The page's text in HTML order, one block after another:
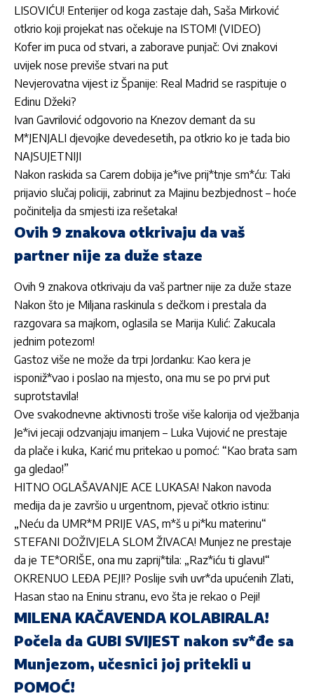
LISOVIĆU! Enterijer od koga zastaje dah, Saša Mirković
otkrio koji projekat nas očekuje na ISTOM! (VIDEO)
Kofer im puca od stvari, a zaborave punjač: Ovi znakovi
uvijek nose previše stvari na put
Nevjerovatna vijest iz Španije: Real Madrid se raspituje o
Edinu Džeki?
Ivan Gavrilović odgovorio na Knezov demant da su
M*JENJALI djevojke devedesetih, pa otkrio ko je tada bio
NAJSUJETNIJI
Nakon raskida sa Carem dobija je*ive prij*tnje sm*ću: Taki
prijavio slučaj policiji, zabrinut za Majinu bezbjednost – hoće
počinitelja da smjesti iza rešetaka!
Ovih 9 znakova otkrivaju da vaš
partner nije za duže staze
Ovih 9 znakova otkrivaju da vaš partner nije za duže staze
Nakon što je Miljana raskinula s dečkom i prestala da
razgovara sa majkom, oglasila se Marija Kulić: Zakucala
jednim potezom!
Gastoz više ne može da trpi Jordanku: Kao kera je
isponiž*vao i poslao na mjesto, ona mu se po prvi put
suprotstavila!
Ove svakodnevne aktivnosti troše više kalorija od vježbanja
Je*ivi jecaji odzvanjaju imanjem – Luka Vujović ne prestaje
da plače i kuka, Karić mu pritekao u pomoć: “Kao brata sam
ga gledao!”
HITNO OGLAŠAVANJE ACE LUKASA! Nakon navoda
medija da je završio u urgentnom, pjevač otkrio istinu:
„Neću da UMR*M PRIJE VAS, m*š u pi*ku materinu“
STEFANI DOŽIVJELA SLOM ŽIVACA! Munjez ne prestaje
da je TE*ORIŠE, ona mu zaprij*tila: „Raz*iću ti glavu!“
OKRENUO LEĐA PEJI!? Poslije svih uvr*da upućenih Zlati,
Hasan stao na Eninu stranu, evo šta je rekao o Peji!
MILENA KAČAVENDA KOLABIRALA!
Počela da GUBI SVIJEST nakon sv*đe sa
Munjezom, učesnici joj pritekli u
POMOĆ!